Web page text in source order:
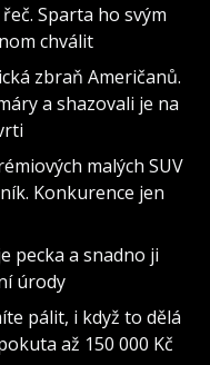
Sparta ho svým
chválit
zbraň Američanů.
a shazovali je na
malých SUV
Konkurence jen
pecka a snadno ji
úrody
pálit, i když to dělá
až 150 000 Kč